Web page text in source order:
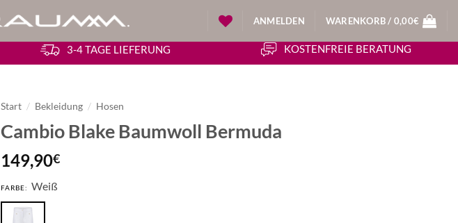
ANMELDEN WARENKORB / 0,00€
3-4 TAGE LIEFERUNG KOSTENFREIE BERATUNG
Start / Bekleidung / Hosen
Cambio Blake Baumwoll Bermuda
149,90€
FARBE: Weiß